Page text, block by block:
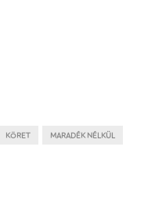
KÖRET
MARADÉK NÉLKÜL